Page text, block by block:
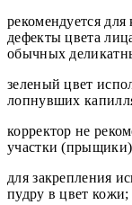
рекомендуется
дефекты цвета
обычных
зеленый цвет
лопнувших
корректор не
участки
для закрепления
пудру в цвет кожи;